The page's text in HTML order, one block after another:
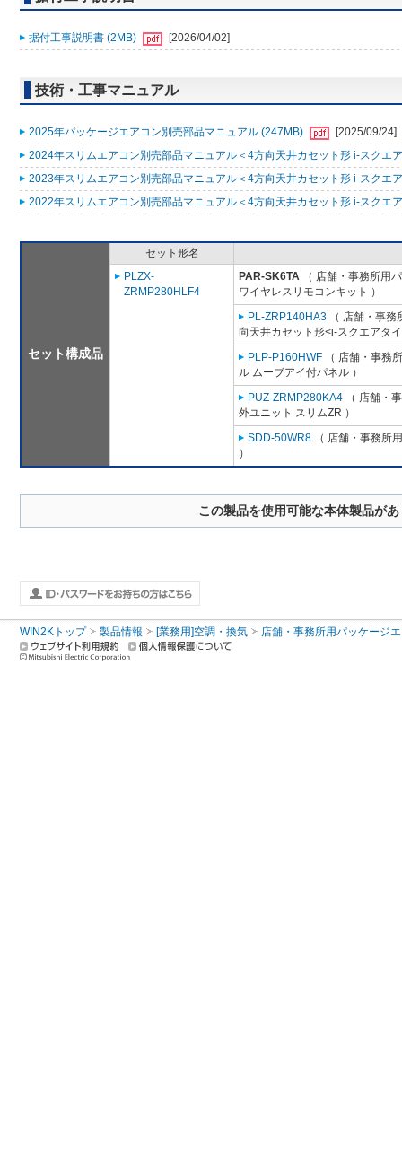
据付工事説明書 (2MB) [2026/04/02]
技術・工事マニュアル
2025年パッケージエアコン別売部品マニュアル (247MB)
[2025/09/24]
2024年スリムエアコン別売部品マニュアル＜4方向天井カセット形 i-スクエ
2023年スリムエアコン別売部品マニュアル＜4方向天井カセット形 i-スクエ
2022年スリムエアコン別売部品マニュアル＜4方向天井カセット形 i-スクエ
セット構成品
セット形名
PLZX-
ZRMP280HLF4
PAR-SK6TA （ 店舗・事務所用
ワイヤレスリモコンキット ）
PL-ZRP140HA3 （ 店舗・事
向天井カセット形<i-スクエアタ
PLP-P160HWF （ 店舗・事務
ル ムーブアイ付パネル ）
PUZ-ZRMP280KA4 （ 店舗・
外ユニット スリムZR ）
SDD-50WR8 （ 店舗・事務所
）
この製品を使用可能な本体製品が
WIN2Kトップ 製品情報 [業務用]空調・換気 店舗・事務所用パッケージ